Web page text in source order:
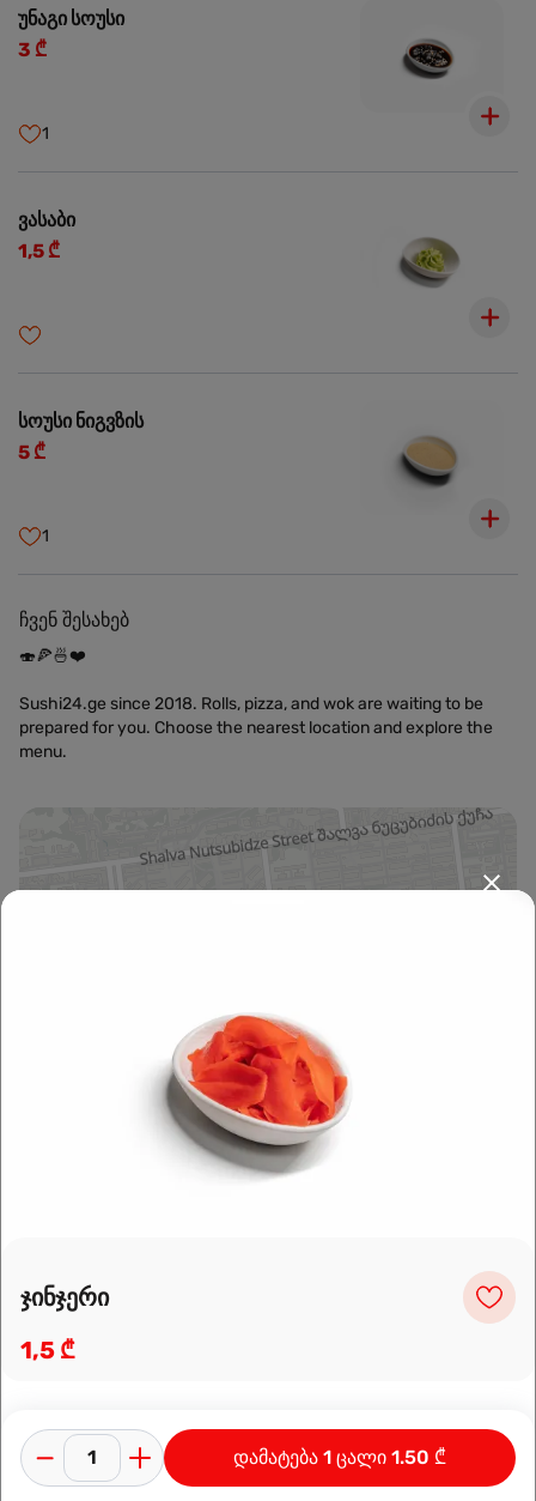
უნაგი სოუსი
3 ₾
1
ვასაბი
1,5 ₾
სოუსი ნიგვზის
5 ₾
1
ჩვენ შესახებ
🍣🍕🍜❤️
Sushi24.ge since 2018. Rolls, pizza, and wok are waiting to be
prepared for you. Choose the nearest location and explore the
menu.
| OpenFreeMap©OpenMapTiles
მარშრუტის დაგეგმვა
ჯინჯერი
1,5 ₾
დამატება 1 ცალი 1.50 ₾